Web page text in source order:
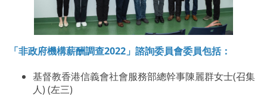
「非政府機構薪酬調查2022」諮詢委員會委員包括：
基督教香港信義會社會服務部總幹事陳麗群女士(召集
人) (左三)